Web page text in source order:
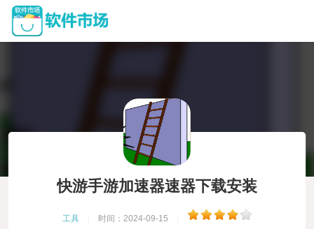
快游手游加速器速器下载安装
工具 时间：2024-09-15